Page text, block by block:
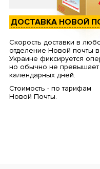
ДОСТАВКА НОВОЙ
Скорость доставки в
отделение Новой почты в
Украине фиксируется
но обычно не превышает
календарных дней.
Стоимость - по тарифам
Новой Почты.